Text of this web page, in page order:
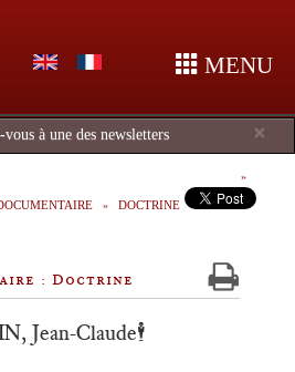
MENU
×
à une des newsletters
DOCTRINE
: Doctrine
Jean-Claude🕴️